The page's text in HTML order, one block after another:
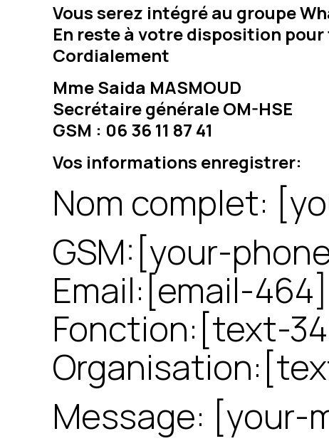
Vous serez intégré au groupe
En reste à votre disposition
Cordialement
Mme Saida MASMOUD
Secrétaire générale OM-HSE
GSM : 06 36 11 87 41
Vos informations enregistrer:
Nom complet:
GSM:[your-
Email:[email-464]
Fonction:[text-
Message: [your-